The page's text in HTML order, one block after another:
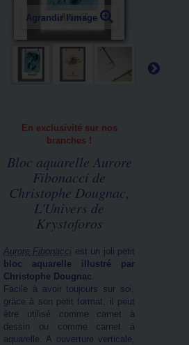
Agrandir l'image
En exclusivité sur nos
branches !
Bloc aquarelle Aurore
Fibonacci de
Christophe Dougnac,
L'Univers de
Krystoforos
Aurore Fibonacci est un joli petit
bloc aquarelle illustré par
Christophe Dougnac.
Facile à avoir toujours sur soi,
grâce à son petit format, il peut
être utilisé comme carnet à
dessin ou comme carnet à
aquarelle. A ouverture verticale,